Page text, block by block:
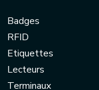
Badges
RFID
Etiquettes
Lecteurs
Terminaux